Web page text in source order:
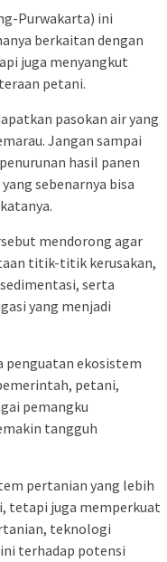
Purwakarta) ini
berkaitan dengan
juga menyangkut
petani.
pasokan air yang
Jangan sampai
hasil panen
sebenarnya bisa
mendorong agar
titik-titik kerusakan,
serta
yang menjadi
penguatan ekosistem
petani,
pemangku
tangguh
pertanian yang lebih
tetapi juga memperkuat
teknologi
terhadap potensi